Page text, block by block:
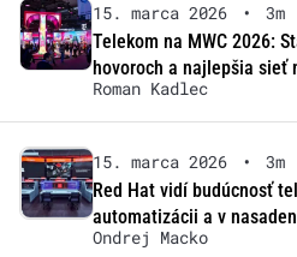
15. marca 2026 •
3m
Telekom na MWC 2026:
hovoroch a najlepšia sieť
Roman Kadlec
15. marca 2026 •
3m
Red Hat vidí budúcnosť
automatizácii a v
Ondrej Macko